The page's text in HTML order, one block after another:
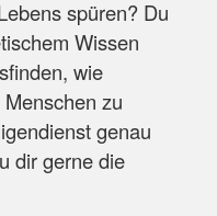
spüren? Du
Wissen
wie
zu
genau
dir gerne die